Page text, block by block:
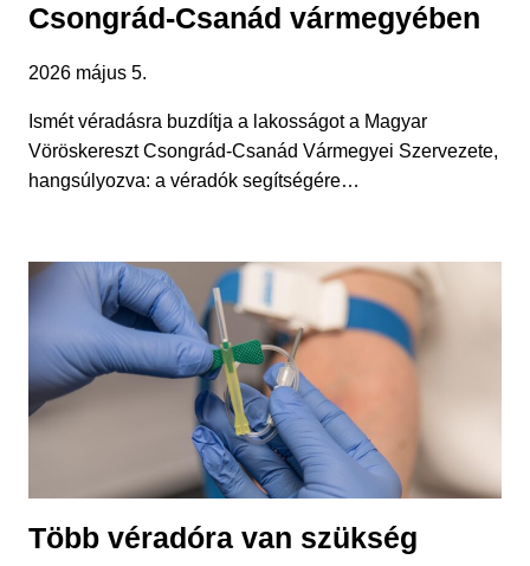
Csongrád-Csanád vármegyében
2026 május 5.
Ismét véradásra buzdítja a lakosságot a Magyar
Vöröskereszt Csongrád-Csanád Vármegyei Szervezete,
hangsúlyozva: a véradók segítségére…
Több véradóra van szükség